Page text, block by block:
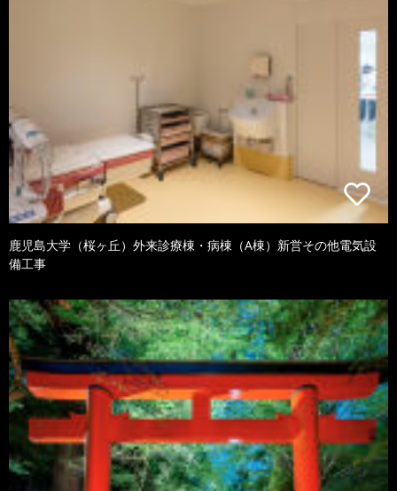
鹿児島大学（桜ヶ丘）外来診療棟・病棟（A棟）新営その他電気設
備工事